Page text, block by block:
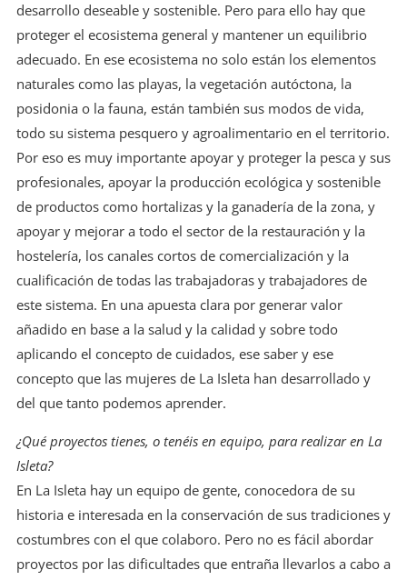
desarrollo deseable y sostenible. Pero para ello hay que
proteger el ecosistema general y mantener un equilibrio
adecuado. En ese ecosistema no solo están los elementos
naturales como las playas, la vegetación autóctona, la
posidonia o la fauna, están también sus modos de vida,
todo su sistema pesquero y agroalimentario en el territorio.
Por eso es muy importante apoyar y proteger la pesca y sus
profesionales, apoyar la producción ecológica y sostenible
de productos como hortalizas y la ganadería de la zona, y
apoyar y mejorar a todo el sector de la restauración y la
hostelería, los canales cortos de comercialización y la
cualificación de todas las trabajadoras y trabajadores de
este sistema. En una apuesta clara por generar valor
añadido en base a la salud y la calidad y sobre todo
aplicando el concepto de cuidados, ese saber y ese
concepto que las mujeres de La Isleta han desarrollado y
del que tanto podemos aprender.
¿Qué proyectos tienes, o tenéis en equipo, para realizar en La
Isleta?
En La Isleta hay un equipo de gente, conocedora de su
historia e interesada en la conservación de sus tradiciones y
costumbres con el que colaboro. Pero no es fácil abordar
proyectos por las dificultades que entraña llevarlos a cabo a